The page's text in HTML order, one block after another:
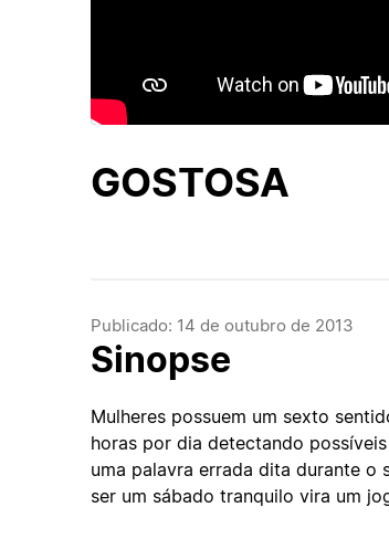
GOSTOSA
Publicado: 14 de outubro de 2013
Sinopse
Mulheres possuem um sexto
horas por dia detectando
uma palavra errada dita durante o
ser um sábado tranquilo vira um